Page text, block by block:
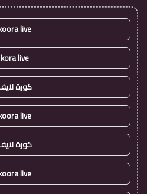
live
kora live
كورة
live
كورة
live